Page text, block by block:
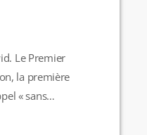
Le Premier
la première
« sans